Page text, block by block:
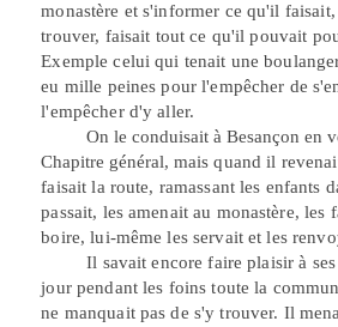
monastère et s'informer ce qu'il
trouver, faisait tout ce qu'il pouvait
Exemple celui qui tenait une
eu mille peines pour l'empêcher de
l'empêcher d'y aller.
On le conduisait à Besançon en
Chapitre général, mais quand il
faisait la route, ramassant les enfants
passait, les amenait au monastère, les
boire, lui-même les servait et les
Il savait encore faire plaisir à
jour pendant les foins toute la
ne manquait pas de s'y trouver. Il